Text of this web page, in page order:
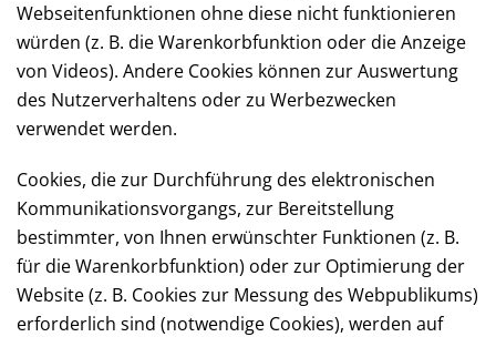
Webseitenfunktionen ohne diese nicht funktionieren
würden (z. B. die Warenkorbfunktion oder die Anzeige
von Videos). Andere Cookies können zur Auswertung
des Nutzerverhaltens oder zu Werbezwecken
verwendet werden.
Cookies, die zur Durchführung des elektronischen
Kommunikationsvorgangs, zur Bereitstellung
bestimmter, von Ihnen erwünschter Funktionen (z. B.
für die Warenkorbfunktion) oder zur Optimierung der
Website (z. B. Cookies zur Messung des Webpublikums)
erforderlich sind (notwendige Cookies), werden auf